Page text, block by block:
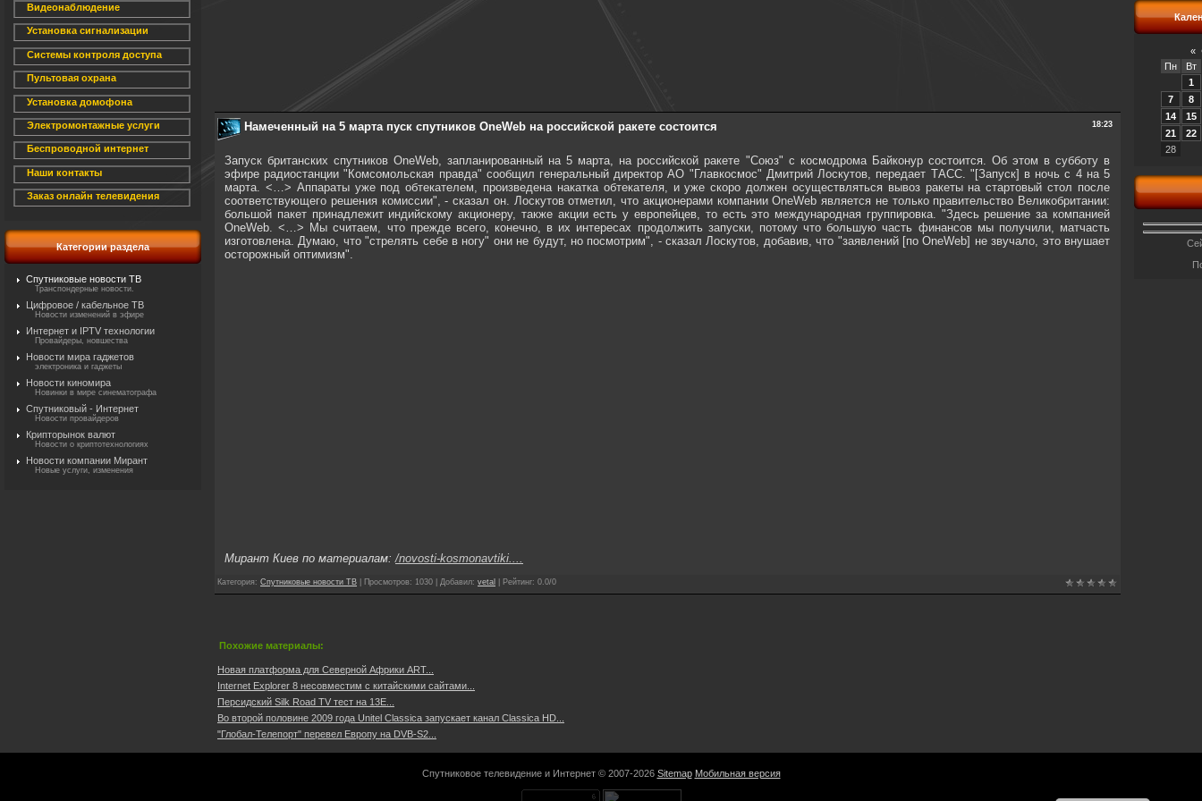
Видеонаблюдение
Установка сигнализации
Системы контроля доступа
Пультовая охрана
Установка домофона
Электромонтажные услуги
Беспроводной интернет
Наши контакты
Заказ онлайн телевидения
Категории раздела
Спутниковые новости ТВ
Транспондерные новости.
Цифровое / кабельное ТВ
Новости изменений в эфире
Интернет и IPTV технологии
Провайдеры, новшества
Новости мира гаджетов
электроника и гаджеты
Новости киномира
Новинки в мире синематографа
Спутниковый - Интернет
Новости провайдеров
Крипторынок валют
Новости о криптотехнологиях
Новости компании Мирант
Новые услуги, изменения
18:23
Намеченный на 5 марта пуск спутников OneWeb на российской ракете состоится
Запуск британских спутников OneWeb, запланированный на 5 марта, на российской ракете "Союз" с космодрома Байконур состоится. Об этом в субботу в
эфире радиостанции "Комсомольская правда" сообщил генеральный директор АО "Главкосмос" Дмитрий Лоскутов, передает ТАСС. "[Запуск] в ночь с 4 на 5
марта. <…> Аппараты уже под обтекателем, произведена накатка обтекателя, и уже скоро должен осуществляться вывоз ракеты на стартовый стол после
соответствующего решения комиссии", - сказал он. Лоскутов отметил, что акционерами компании OneWeb является не только правительство Великобритании:
большой пакет принадлежит индийскому акционеру, также акции есть у европейцев, то есть это международная группировка. "Здесь решение за компанией
OneWeb. <…> Мы считаем, что прежде всего, конечно, в их интересах продолжить запуски, потому что большую часть финансов мы получили, матчасть
изготовлена. Думаю, что "стрелять себе в ногу" они не будут, но посмотрим", - сказал Лоскутов, добавив, что "заявлений [по OneWeb] не звучало, это внушает
осторожный оптимизм".
Мирант Киев по материалам: /novosti-kosmonavtiki....
Категория: Спутниковые новости ТВ Просмотров: 1030 Добавил: vetal Рейтинг: 0.0/0
Похожие материалы:
Новая платформа для Северной Африки ART...
Internet Explorer 8 несовместим с китайскими сайтами...
Персидский Silk Road TV тест на 13E...
Во второй половине 2009 года Unitel Classica запускает канал Classica HD...
"Глобал-Телепорт" перевел Европу на DVB-S2...
«
Пн
Вт
1
7
8
14
15
21
22
28
Спутниковое телевидение и Интернет © 2007-2026 Sitemap Мобильная версия